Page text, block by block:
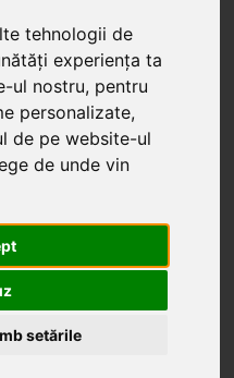
tehnologii de
experiența ta
ul nostru, pentru
personalizate,
de pe website-ul
de unde vin
setările
mari de 350 Lei. Comanda minimă în
în 1 - 2 zile lucrătoare.